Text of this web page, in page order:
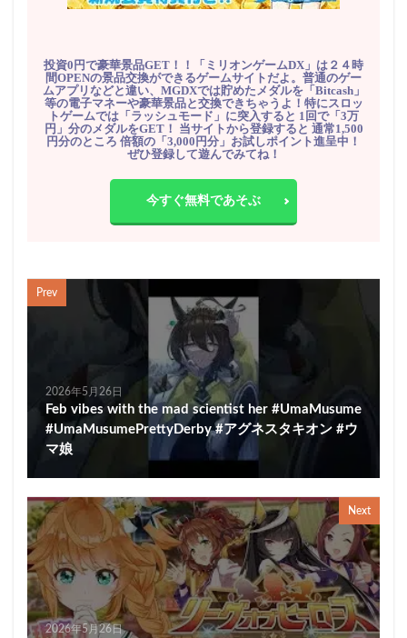
投資0円で豪華景品GET！！「ミリオンゲームDX」は２４時
間OPENの景品交換ができるゲームサイトだよ。普通のゲー
ムアプリなどと違い、MGDXでは貯めたメダルを「Bitcash」
等の電子マネーや豪華景品と交換できちゃうよ！特にスロッ
トゲームでは「ラッシュモード」に突入すると 1回で「3万
円」分のメダルをGET！ 当サイトから登録すると 通常1,500
円分のところ 倍額の「3,000円分」お試しポイント進呈中！
ぜひ登録して遊んでみてね！
今すぐ無料であそぶ
Prev
2026年5月26日
Feb vibes with the mad scientist her #UmaMusume
#UmaMusumePrettyDerby #アグネスタキオン #ウ
マ娘
Next
2026年5月26日